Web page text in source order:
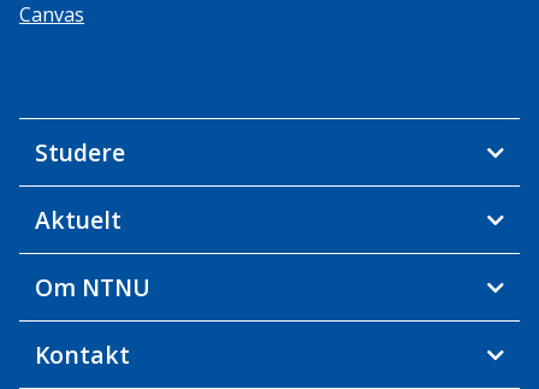
Canvas
Studere
Aktuelt
Om NTNU
Kontakt